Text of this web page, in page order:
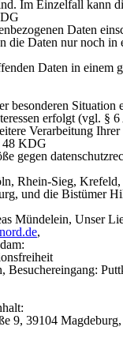
Im Einzelfall kann
Daten
Daten nur noch in
Daten in
besonderen
erfolgt (vgl.
Verarbeitung Ihrer
48 KDG
gegen
Rhein-Sieg, Krefeld,
und die Bistümer
Mündelein, Unser
,
9, 39104 Magdeburg,